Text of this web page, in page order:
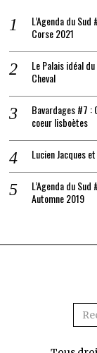
L’Agenda du Sud
Corse 2021
Le Palais idéal
Cheval
Bavardages #7 :
coeur lisboètes
Lucien Jacques
L’Agenda du Sud
Automne 2019